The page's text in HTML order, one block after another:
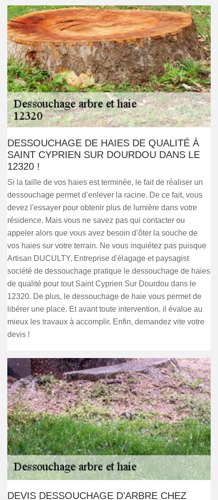
DESSOUCHAGE DE HAIES DE QUALITÉ À
SAINT CYPRIEN SUR DOURDOU DANS LE
12320 !
Si la taille de vos haies est terminée, le fait de réaliser un
dessouchage permet d’enlever la racine. De ce fait, vous
devez l'essayer pour obtenir plus de lumière dans votre
résidence. Mais vous ne savez pas qui contacter ou
appeler alors que vous avez besoin d’ôter la souche de
vos haies sur votre terrain. Ne vous inquiétez pas puisque
Artisan DUCULTY, Entreprise d'élagage et paysagist
société de dessouchage pratique le dessouchage de haies
de qualité pour tout Saint Cyprien Sur Dourdou dans le
12320. De plus, le dessouchage de haie vous permet de
libérer une place. Et avant toute intervention, il évalue au
mieux les travaux à accomplir. Enfin, demandez vite votre
devis !
DEVIS DESSOUCHAGE D’ARBRE CHEZ